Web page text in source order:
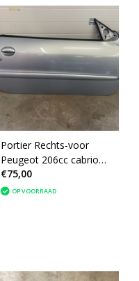
Portier Rechts-voor
Peugeot 206cc cabrio
met artikelnummer
9004P1 kleurcode (EYL)
€75,00
OP VOORRAAD